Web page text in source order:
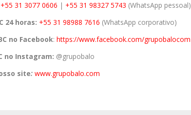
+55 31 3077 0606 | +55 31 98327 5743 (WhatsApp pessoal)
24 horas: +55 31 98988 7616 (WhatsApp corporativo)
no Facebook: https://www.facebook.com/grupobalocom
no Instagram: @grupobalo
site: www.grupobalo.com